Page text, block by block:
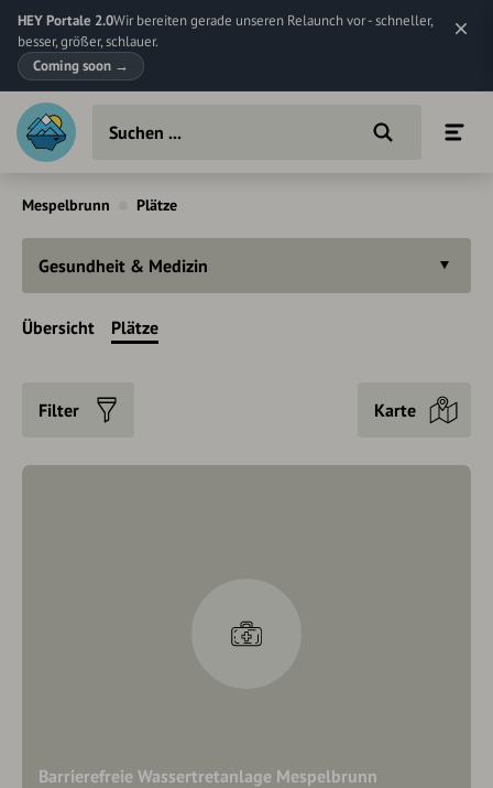
HEY Portale 2.0Wir bereiten gerade unseren Relaunch vor - schneller,
besser, größer, schlauer.
Coming soon →
Mespelbrunn Plätze
Gesundheit & Medizin
Übersicht Plätze
Filter Karte
Barrierefreie Wassertretanlage Mespelbrunn